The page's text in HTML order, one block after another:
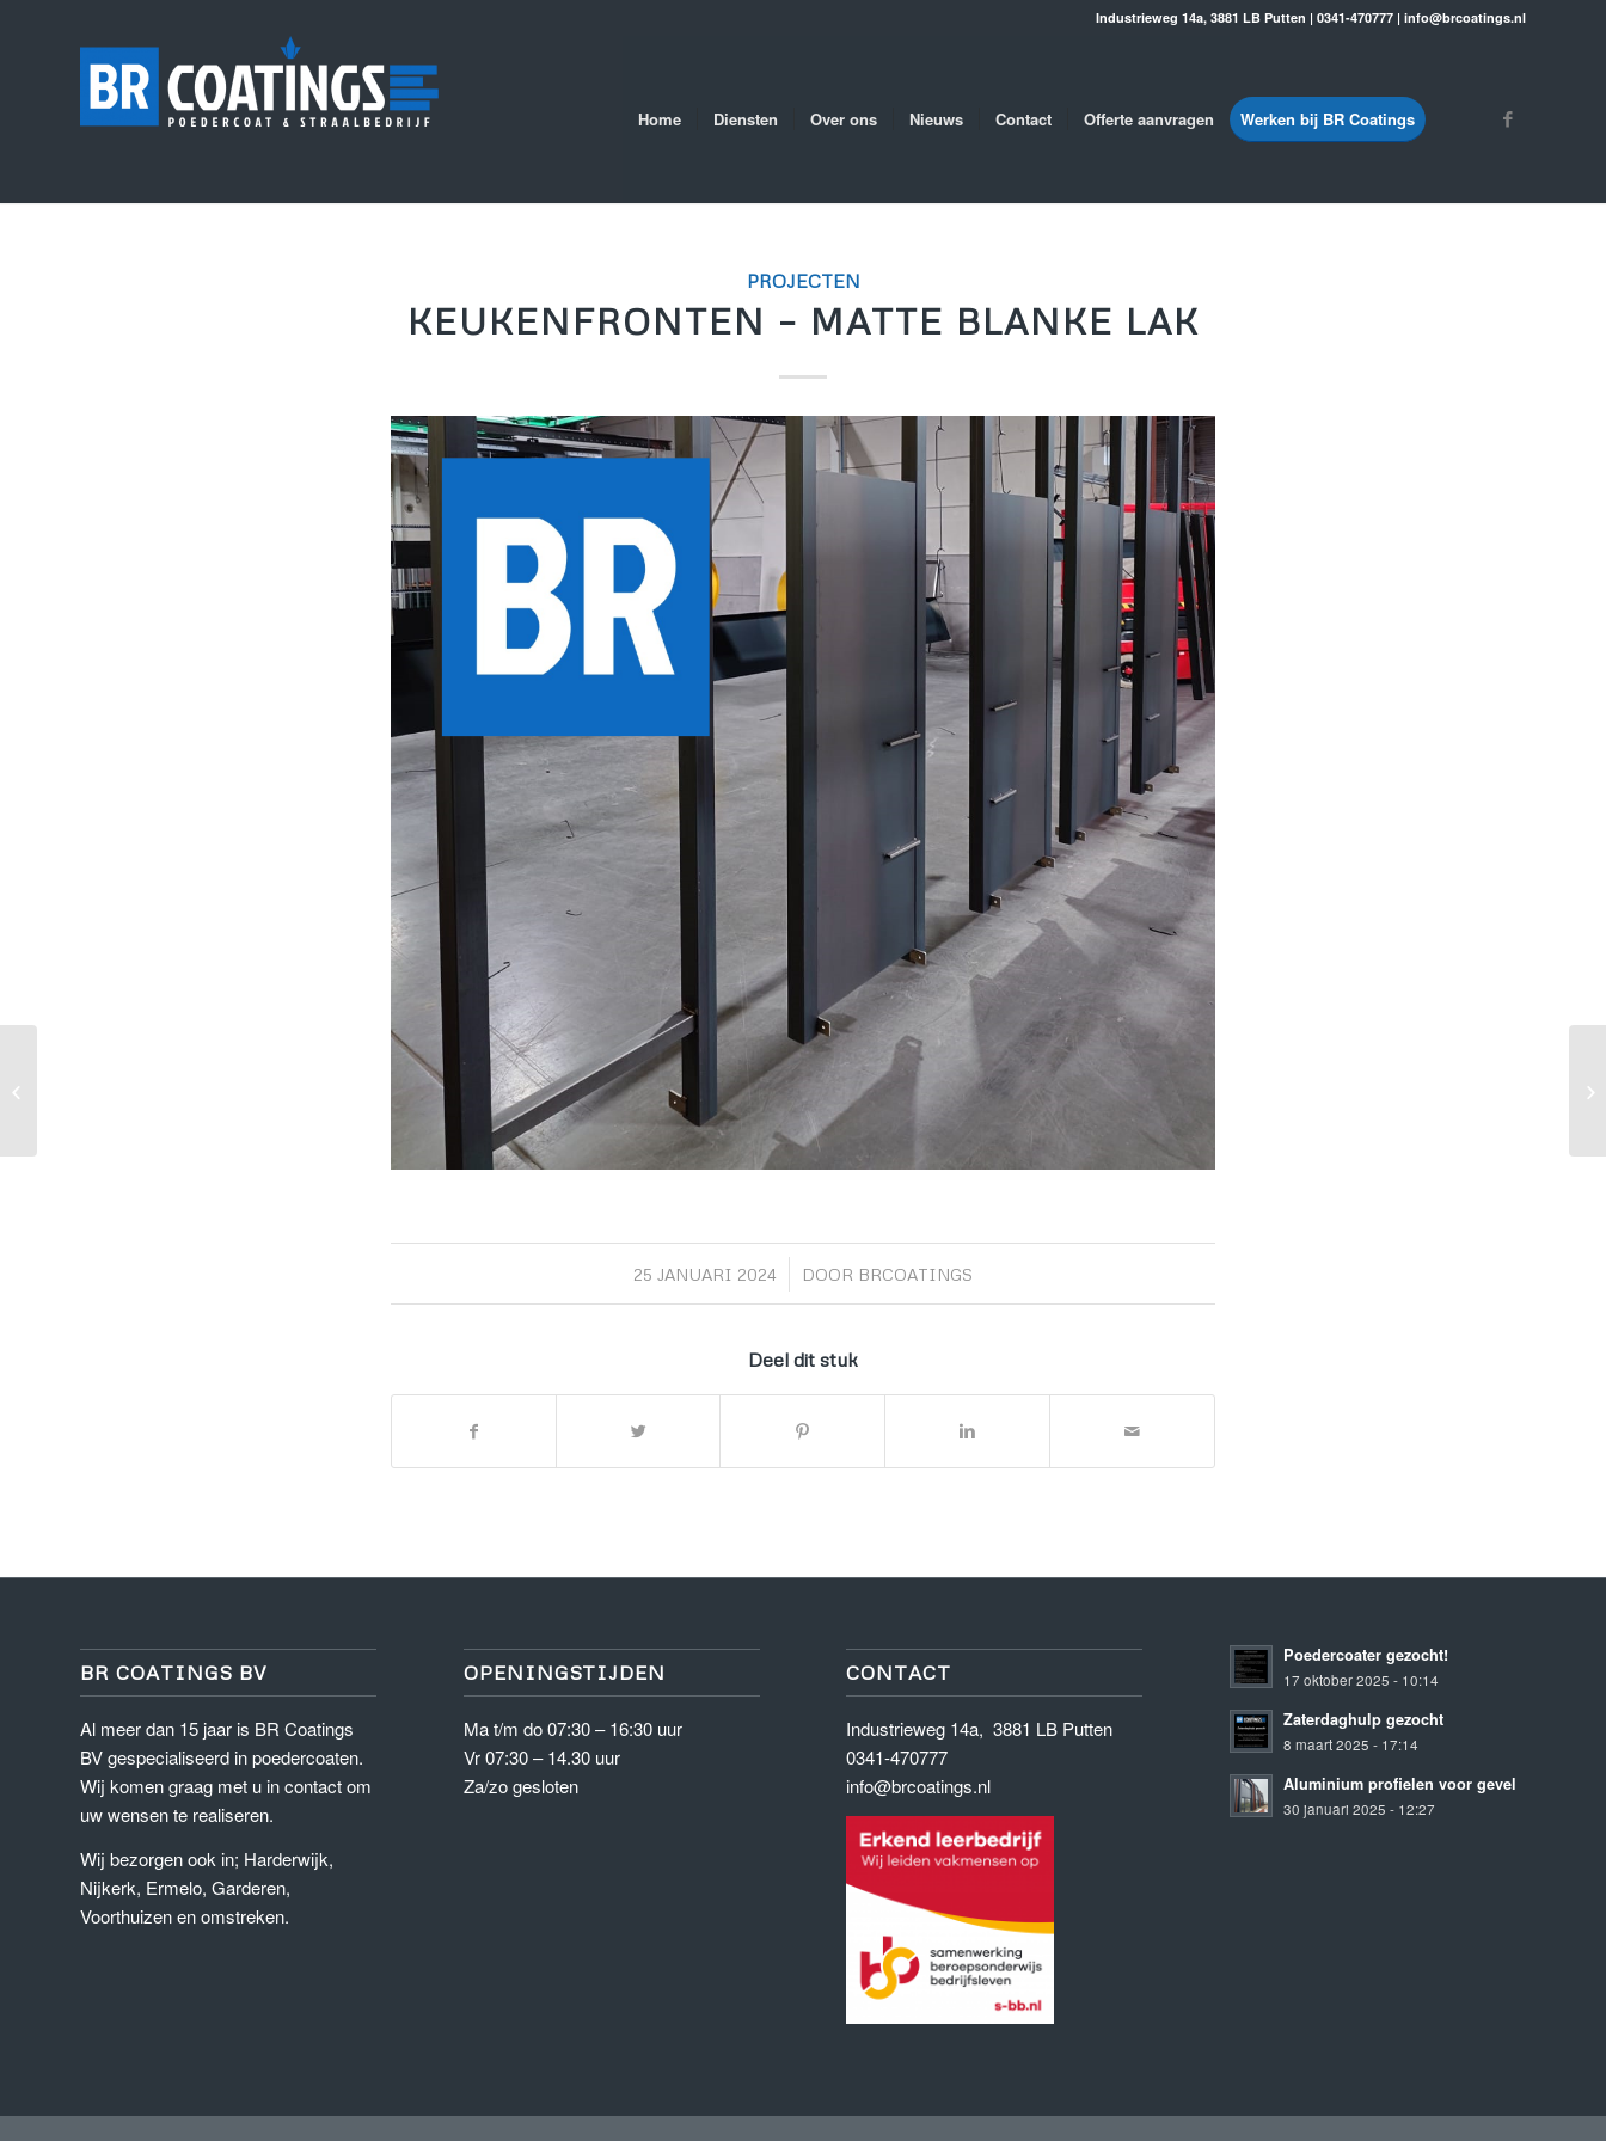
Industrieweg 14a, 3881 LB Putten | 0341-470777 | info@brcoatings.nl
Home Diensten Over ons Nieuws Contact Offerte aanvragen Werken bij BR Coatings
PROJECTEN
KEUKENFRONTEN – MATTE BLANKE LAK
25 JANUARI 2024
/ DOOR BRCOATINGS
Deel dit stuk
BR COATINGS BV
Al meer dan 15 jaar is BR Coatings
BV gespecialiseerd in poedercoaten.
Wij komen graag met u in contact om
uw wensen te realiseren.
Wij bezorgen ook in; Harderwijk,
Nijkerk, Ermelo, Garderen,
Voorthuizen en omstreken.
OPENINGSTIJDEN
Ma t/m do 07:30 – 16:30 uur
Vr 07:30 – 14.30 uur
Za/zo gesloten
CONTACT
Industrieweg 14a, 3881 LB Putten
0341-470777
info@brcoatings.nl
Poedercoater gezocht!
17 oktober 2025 - 10:14
Zaterdaghulp gezocht
8 maart 2025 - 17:14
Aluminium profielen voor gevel
30 januari 2025 - 12:27